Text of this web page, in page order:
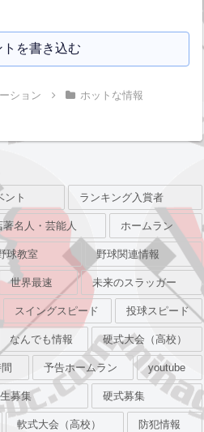
トを書き込む
ション ホットな情報
ント ランキング入賞者
著名人・芸能人 ホームラン
球教室 野球関連情報
世界最速 未来のスラッガー
スイングスピード 投球スピード
なんでも情報 硬式大会（高校）
予告ホームラン youtube
募集 硬式募集
軟式大会（高校） 防犯情報